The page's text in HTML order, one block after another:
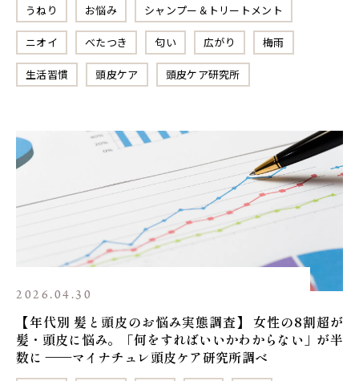
うねり お悩み シャンプー＆トリートメント
ニオイ べたつき 匂い 広がり 梅雨
生活習慣 頭皮ケア 頭皮ケア研究所
2026.04.30
【年代別 髪と頭皮のお悩み実態調査】 女性の8割超が
髪・頭皮に悩み。「何をすればいいかわからない」が半
数に ——マイナチュレ頭皮ケア研究所調べ